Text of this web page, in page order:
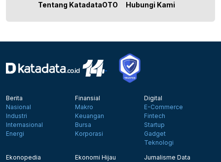
Tentang KatadataOTO Hubungi Kami
Berita
Nasional
Industri
Internasional
Energi
Finansial
Makro
Keuangan
Bursa
Korporasi
Digital
E-Commerce
Fintech
Startup
Gadget
Teknologi
Ekonopedia
Ekonomi Hijau
Jurnalisme Data